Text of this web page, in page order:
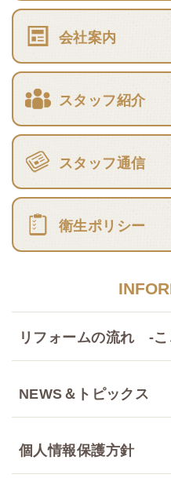
会社案内
スタッフ紹介
スタッフ通信
衛生ポリシー
リフォームの流れ -こ
NEWS＆トピックス
個人情報保護方針